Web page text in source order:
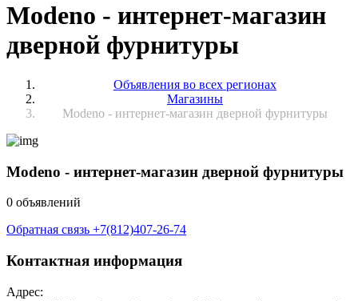
Мodeno - интернет-магазин
дверной фурнитуры
Объявления во всех регионах
Магазины
Мodeno - интернет-магазин дверной фурнитуры
Мodeno - интернет-магазин дверной фурнитуры
0 объявлений
Обратная связь +7(812)407-26-74
Контактная информация
Адрес: